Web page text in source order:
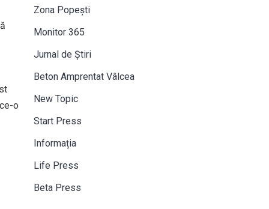
o
Zona Popești
Monitor 365
Jurnal de Știri
Beton Amprentat Vâlcea
New Topic
Start Press
Informația
Life Press
Beta Press